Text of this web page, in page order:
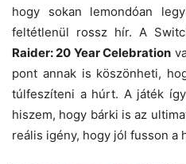
hogy sokan lemondóan
feltétlenül rossz hír. A
Raider: 20 Year Celebration
pont annak is köszönheti,
túlfeszíteni a húrt. A játék
hiszem, hogy bárki is az
reális igény, hogy jól fusson a